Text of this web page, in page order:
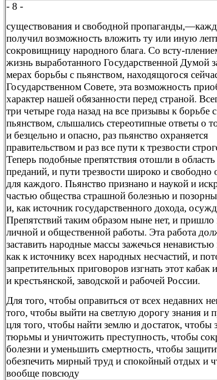
- 8 -
существования и свободной
получил возможность вложить ту или иную
сокровищницу народного блага. Со всту-
жизнь выработанного Государственной Думой
мерах борьбы с пьянством, находящогося
Государственном Совете, эта возможность
характер нашей обязанности перед страной.
три четыре года назад на все призывы к борьбе с
пьянством, слышались стереотипные ответы о
и безцельно и опасно, раз пьянство охраняется
правительством и раз все пути к трезвости
Теперь подобные препятствия отошли в
преданий, и пути трезвости широко и свободно
для каждого. Пьянство признано и наукой и
частью общества страшной болезнью и
и, как источник государственного дохода,
Препятствий таким образом ныне нет, и пришло
личной и общественной работы. Эта работа
заставить народные массы зажечься ненавистью
как к источнику всех народных несчастий, и
запретительных приговоров изгнать этот кабак
и крестьянской, заводской и рабочей России.
Для того, чтобы оправиться от всех недавних
того, чтобы выйти на светлую дорогу знания и
цля того, чтобы найти землю и достаток, чтобы
тюрьмы и уничтожить преступность, чтобы
болезни и уменьшить смертность, чтобы
обезпечить мирный труд и спокойный отдых и
вообще повсюду